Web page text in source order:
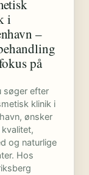
i
–
på
søger efter
klinik i
ønsker
og naturlige
Hos